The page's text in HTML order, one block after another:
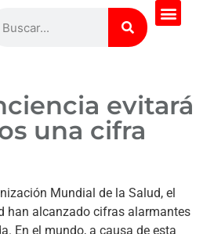
evitará
una cifra
Mundial de la Salud, el
han alcanzado cifras alarmantes
En el mundo, a causa de esta